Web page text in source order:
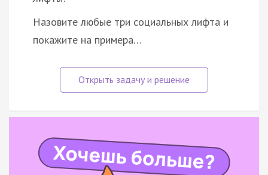
Назовите любые три социальных лифта и
покажите на примера…